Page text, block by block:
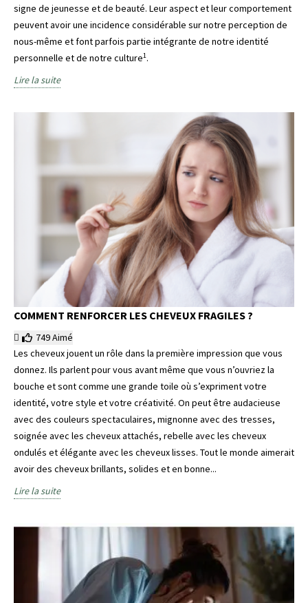
signe de jeunesse et de beauté. Leur aspect et leur comportement
peuvent avoir une incidence considérable sur notre perception de
nous-même et font parfois partie intégrante de notre identité
personnelle et de notre culture1.
Lire la suite
COMMENT RENFORCER LES CHEVEUX FRAGILES ?
749Aimé
Les cheveux jouent un rôle dans la première impression que vous
donnez. Ils parlent pour vous avant même que vous n’ouvriez la
bouche et sont comme une grande toile où s’expriment votre
identité, votre style et votre créativité. On peut être audacieuse
avec des couleurs spectaculaires, mignonne avec des tresses,
soignée avec les cheveux attachés, rebelle avec les cheveux
ondulés et élégante avec les cheveux lisses. Tout le monde aimerait
avoir des cheveux brillants, solides et en bonne...
Lire la suite